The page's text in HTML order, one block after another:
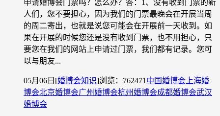
申请婚博会门票吗？怎么办？答：1、没有收到门票的新
人们，您不要担心，因为我们的门票最晚会在开展当周
的周二寄出，也就是说您可能会在开展前一天收到。如
果在开展的时候您还是没有收到门票，也不用担心，只
要您在我们的网站上申请过门票，我们都有记录。您可
以与朋友...
05月06日 [婚博会知识]浏览：762471 中国婚博会 上海婚
博会北京婚博会广州婚博会杭州婚博会成都婚博会武汉
婚博会